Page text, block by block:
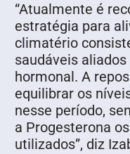
“Atualmente é
estratégia para
climatério
saudáveis
hormonal. A
equilibrar os
nesse período,
a Progesterona
utilizados”, diz